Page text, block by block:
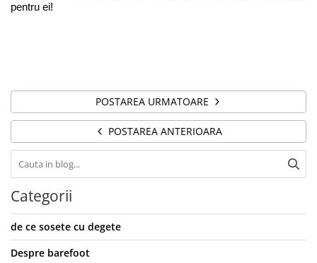
pentru ei!
POSTAREA URMATOARE
POSTAREA ANTERIOARA
Categorii
de ce sosete cu degete
Despre barefoot